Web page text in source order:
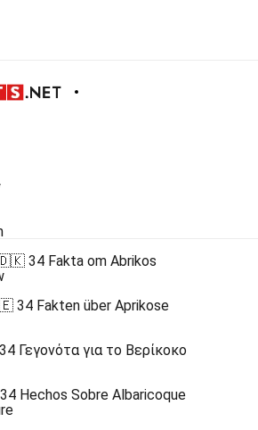
34 Fakta om Abrikos
34 Fakten über Aprikose
Γεγονότα για το Βερίκοκο
Hechos Sobre Albaricoque